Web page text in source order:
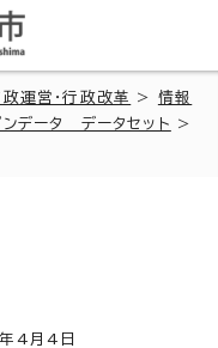
運営・行政改革 > 情報
ンデータ データセット
>
年4月4日